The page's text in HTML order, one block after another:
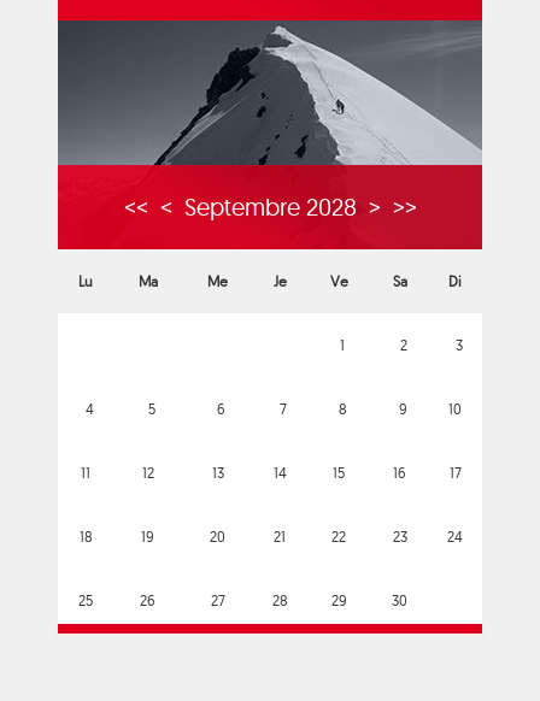
<< < Septembre 2028 > >>
Lu Ma Me Je Ve Sa Di
1 2 3
4 5 6 7 8 9 10
11 12 13 14 15 16 17
18 19 20 21 22 23 24
25 26 27 28 29 30